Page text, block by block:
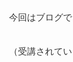
今回はブログ
（受講されて